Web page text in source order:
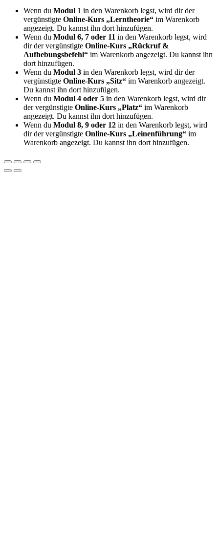
Wenn du Modul 1 in den Warenkorb legst, wird dir der
vergünstigte Online-Kurs „Lerntheorie“ im Warenkorb
angezeigt. Du kannst ihn dort hinzufügen.
Wenn du Modul 6, 7 oder 11 in den Warenkorb legst, wird
dir der vergünstigte Online-Kurs „Rückruf &
Aufhebungsbefehl“ im Warenkorb angezeigt. Du kannst ihn
dort hinzufügen.
Wenn du Modul 3 in den Warenkorb legst, wird dir der
vergünstigte Online-Kurs „Sitz“ im Warenkorb angezeigt.
Du kannst ihn dort hinzufügen.
Wenn du Modul 4 oder 5 in den Warenkorb legst, wird dir
der vergünstigte Online-Kurs „Platz“ im Warenkorb
angezeigt. Du kannst ihn dort hinzufügen.
Wenn du Modul 8, 9 oder 12 in den Warenkorb legst, wird
dir der vergünstigte Online-Kurs „Leinenführung“ im
Warenkorb angezeigt. Du kannst ihn dort hinzufügen.